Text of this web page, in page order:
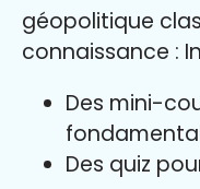
géopolitique
connaissance :
Des mini-
Des quiz